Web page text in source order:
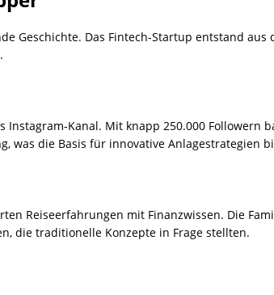
Geschichte. Das Fintech-Startup entstand aus
Kanal. Mit knapp 250.000 Followern
was die Basis für innovative Anlagestrategien
Reiseerfahrungen mit Finanzwissen. Die
die traditionelle Konzepte in Frage stellten.